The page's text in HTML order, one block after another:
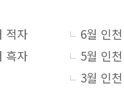
적자
6월 인
흑자
3월 인